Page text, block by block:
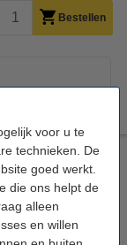
voor u te
technieken. De
goed werkt.
die ons helpt de
alleen
en willen
Bestellen